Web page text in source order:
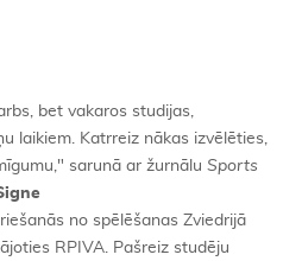
bet vakaros studijas,
laikiem. Katrreiz nākas izvēlēties,
sarunā ar žurnālu Sports
no spēlēšanas Zviedrijā
RPIVA. Pašreiz studēju